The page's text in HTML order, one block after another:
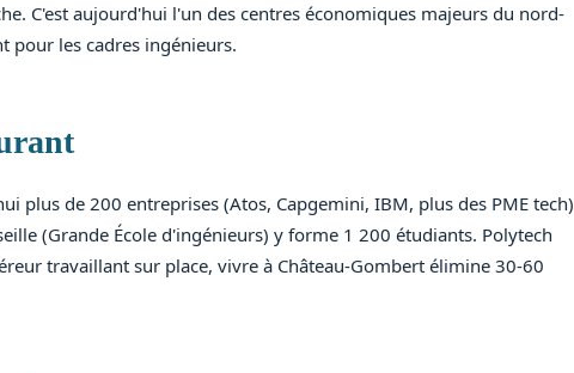
C'est aujourd'hui l'un des centres économiques majeurs du nord-
pour les cadres ingénieurs.
plus de 200 entreprises (Atos, Capgemini, IBM, plus des PME tech)
(Grande École d'ingénieurs) y forme 1 200 étudiants. Polytech
travaillant sur place, vivre à Château-Gombert élimine 30-60